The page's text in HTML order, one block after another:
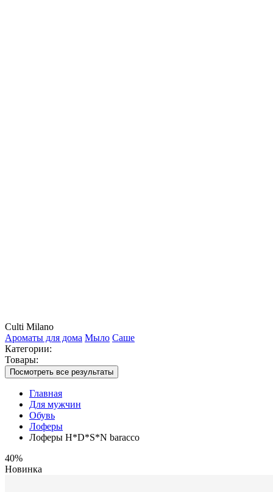
Culti Milano
Ароматы для дома Мыло Саше
Категории:
Товары:
Посмотреть все результаты
Главная
Для мужчин
Обувь
Лоферы
Лоферы H*D*S*N baracco
40%
Новинка